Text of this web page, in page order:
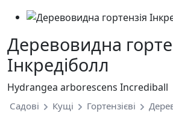
Деревовидна
Інкредіболл
Hydrangea arborescens Incrediball
Садові Кущі Гортензієві